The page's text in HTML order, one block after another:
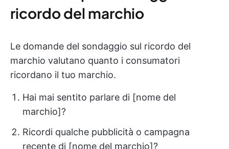
ricordo del marchio
Le domande del sondaggio sul ricordo del
marchio valutano quanto i consumatori
ricordano il tuo marchio.
Hai mai sentito parlare di [nome del
marchio]?
Ricordi qualche pubblicità o campagna
recente di [nome del marchio]?